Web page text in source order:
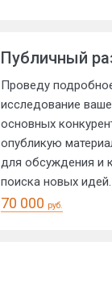
Публичный
Проведу
исследование
основных
опубликую
для обсуждения и
поиска новых идей.
70 000 руб.